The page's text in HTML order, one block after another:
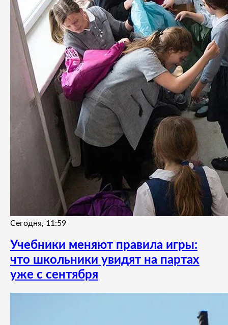
Сегодня, 11:59
Учебники меняют правила игры:
что школьники увидят на партах
уже с сентября